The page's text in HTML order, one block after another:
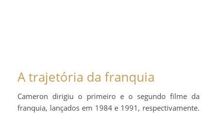
A trajetória da franquia
Cameron dirigiu o primeiro e o segundo filme da
franquia, lançados em 1984 e 1991, respectivamente.